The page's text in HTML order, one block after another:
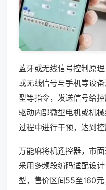
蓝牙或无线信号控制原
或无线信号与手机等设
型等指令，发送信号给
驱动内部微型电机或机
过程中进行干预，达到控
万能麻将机遥控器，市
采用多频段编码适配设
型，售价区间55至160